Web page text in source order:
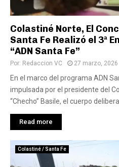
Colastiné Norte, El
Santa Fe Realizó el 3ª
“ADN Santa Fe”
Por: Redaccion VC 27 marzo, 2026
En el marco del programa ADN
impulsada por el presidente del
“Checho” Basile, el cuerpo
Read more
Colastiné / Santa Fe